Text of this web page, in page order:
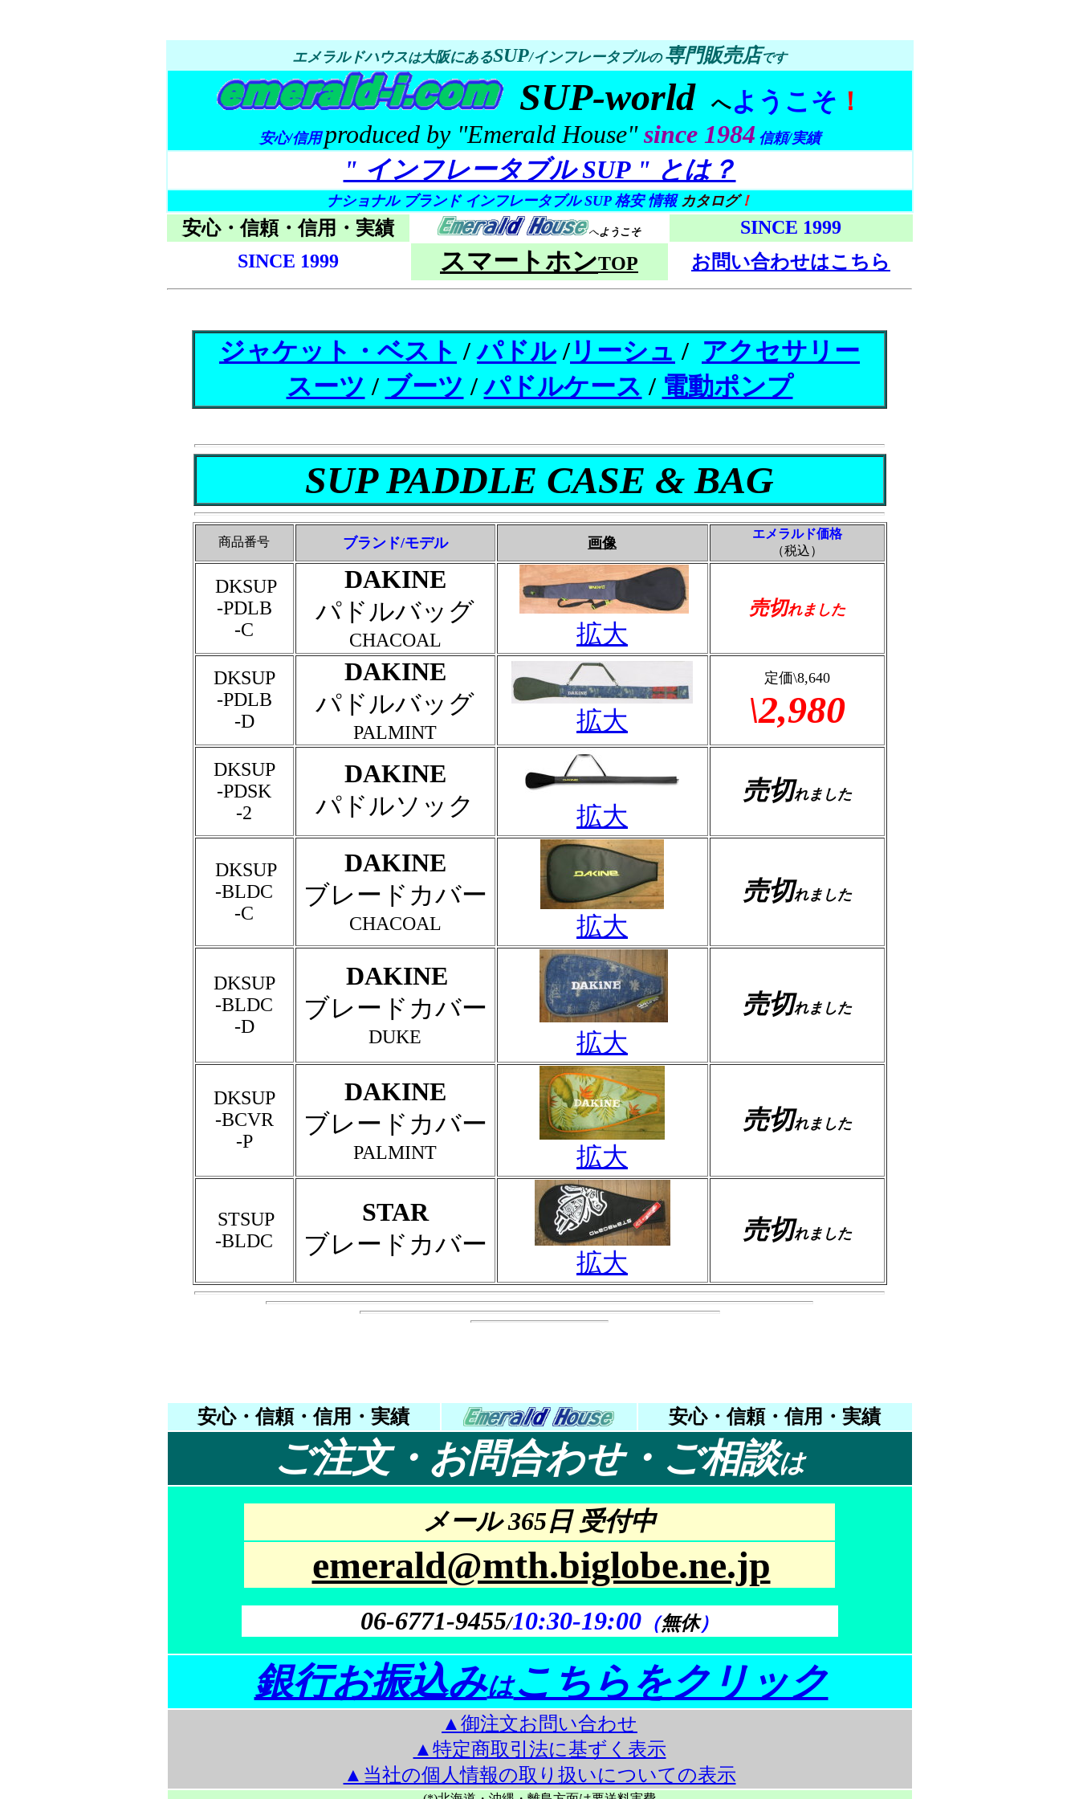
エメラルドハウスは大阪にあるSUP/インフレータブルの専門販売店です
SUP-world へようこそ ！
安心/信用 produced by "Emerald House"since 1984 信頼/実績
" インフレータブル SUP " とは？
ナショナル ブランド インフレータブル SUP 格安 情報カタログ！
安心・信頼・信用・実績 へようこそ
SINCE 1999
SINCE 1999
スマートホンTOP お問い合わせはこちら
ジャケット・ベスト /パドル/リーシュ / アクセサリー
スーツ / ブーツ /パドルケース / 電動ポンプ
SUP PADDLE CASE & BAG
商品番号 ブランド/モデル 画像
エメラルド価格
（税込）
DKSUP
-PDLB
-C
DAKINE
パドルバッグ
CHACOAL 拡大
売切れました
DKSUP
-PDLB
-D
DAKINE
パドルバッグ
PALMINT 拡大
定価\8,640
\2,980
DKSUP
-PDSK
-2
DAKINE
パドルソック
拡大
売切れました
DKSUP
-BLDC
-C
DAKINE
ブレードカバー
CHACOAL 拡大
売切れました
DKSUP
-BLDC
-D
DAKINE
ブレードカバー
DUKE 拡大
売切れました
DKSUP
-BCVR
-P
DAKINE
ブレードカバー
PALMINT 拡大
売切れました
STSUP
-BLDC
STAR
ブレードカバー
拡大
売切れました
安心・信頼・信用・実績 安心・信頼・信用・実績
ご注文・お問合わせ・ご相談は
メール 365日 受付中
emerald@mth.biglobe.ne.jp
06-6771-9455/10:30-19:00 （無休）
銀行お振込みはこちらをクリック
▲御注文お問い合わせ
▲特定商取引法に基ずく表示
▲当社の個人情報の取り扱いについての表示